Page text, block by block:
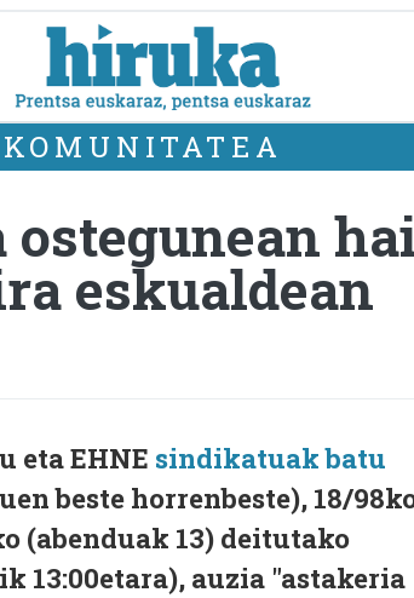
KOMUNITATEA
eskualdean
eta EHNE sindikatuak batu
beste horrenbeste), 18/
(abenduak 13) deitutako
13:00etara), auzia "astakeria